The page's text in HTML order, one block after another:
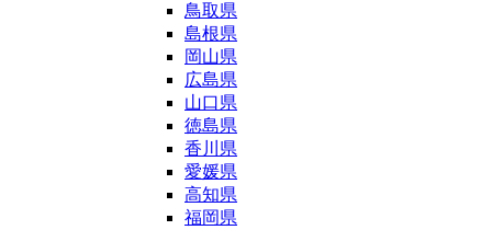
鳥取県
島根県
岡山県
広島県
山口県
徳島県
香川県
愛媛県
高知県
福岡県